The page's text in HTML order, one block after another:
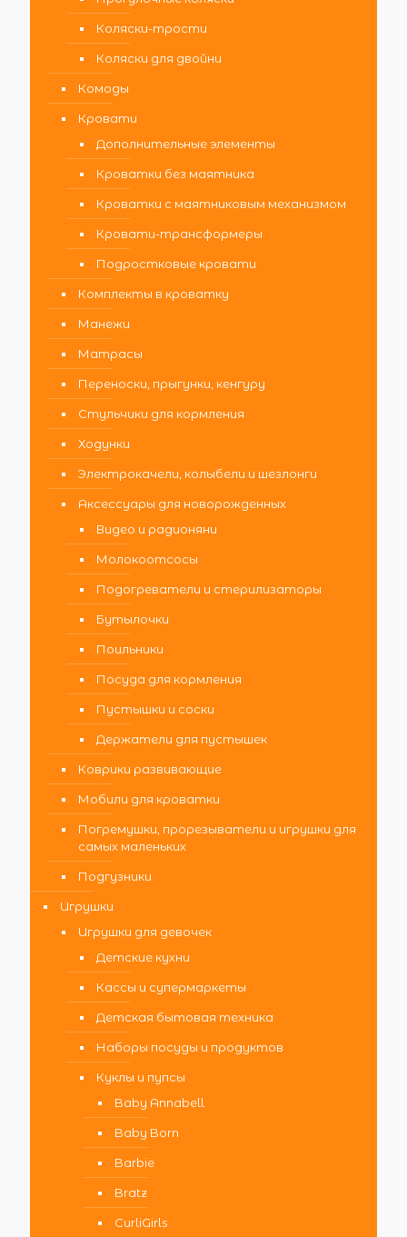
Коляски-трости
Коляски для двойни
Комоды
Кровати
Дополнительные элементы
Кроватки без маятника
Кроватки с маятниковым механизмом
Кровати-трансформеры
Подростковые кровати
Комплекты в кроватку
Манежи
Матрасы
Переноски, прыгунки, кенгуру
Стульчики для кормления
Ходунки
Электрокачели, колыбели и шезлонги
Аксессуары для новорожденных
Видео и радионяни
Молокоотсосы
Подогреватели и стерилизаторы
Бутылочки
Поильники
Посуда для кормления
Пустышки и соски
Держатели для пустышек
Коврики развивающие
Мобили для кроватки
Погремушки, прорезыватели и игрушки для
самых маленьких
Подгузники
Игрушки
Игрушки для девочек
Детские кухни
Кассы и супермаркеты
Детская бытовая техника
Наборы посуды и продуктов
Куклы и пупсы
Baby Annabell
Baby Born
Barbie
Bratz
CurliGirls